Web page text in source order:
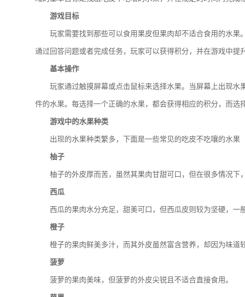
游戏目标
玩家需要找到那些可以食用果皮但果肉却不适合食用的水果
通过回答问题或者完成任务，玩家可以获得积分，并在游戏中提
基本操作
玩家通过触摸屏幕或点击鼠标来选择水果。当屏幕上出现
件的水果。每选择一个正确的水果，都会获得相应的积分，而选
游戏中的水果种类
出现的水果种类繁多，下面是一些常见的吃皮不吃嚷的水果
柚子
柚子的外皮厚而苦，虽然其果肉甘甜可口，但在很多情况下
西瓜
西瓜的果肉水分充足，甜美可口，但西瓜皮则较为坚硬，一
橙子
橙子的果肉鲜美多汁，而其外皮虽然富含营养，却因为味道
菠萝
菠萝的果肉美味，但菠萝的外皮尖锐且不适合直接食用。